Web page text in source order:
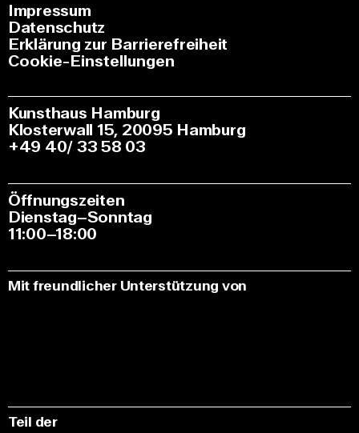
Impressum
Datenschutz
Erklärung zur Barrierefreiheit
Cookie-Einstellungen
Kunsthaus Hamburg
Klosterwall 15, 20095 Hamburg
+49 40/ 33 58 03
Öffnungszeiten
Dienstag–Sonntag
11:00–18:00
Mit freundlicher Unterstützung von
Teil der